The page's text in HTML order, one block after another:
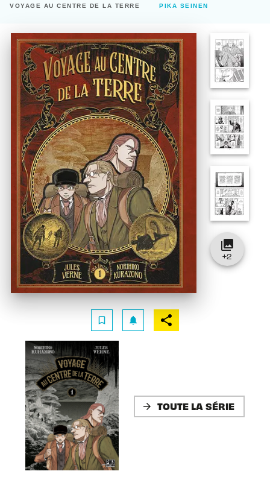
VOYAGE AU CENTRE DE LA TERRE PIKA SEINEN
bookmark_border notifications
arrow_forward TOUTE LA SÉRIE
collections
+2